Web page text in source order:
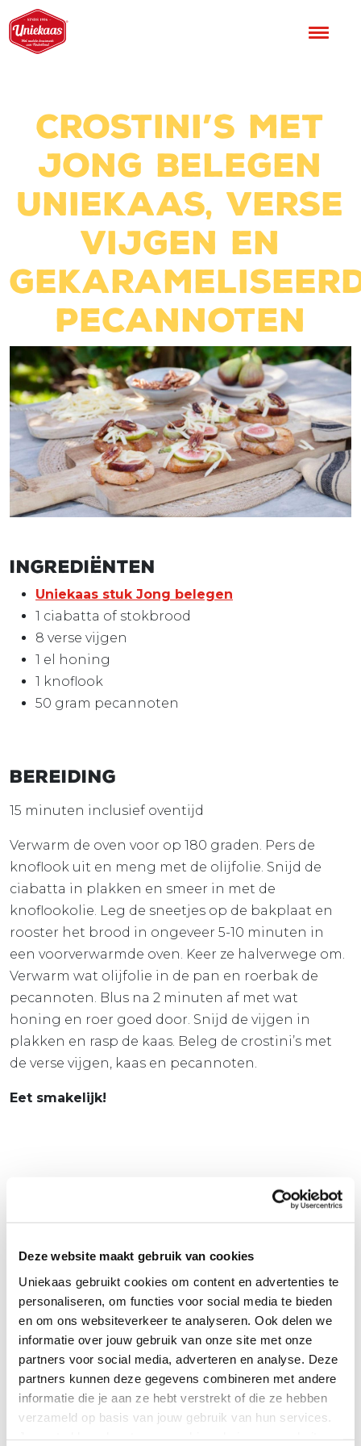
Deze website maakt gebruik van cookies
Uniekaas gebruikt cookies om content en advertenties te
personaliseren, om functies voor social media te bieden
en om ons websiteverkeer te analyseren. Ook delen we
informatie over jouw gebruik van onze site met onze
partners voor social media, adverteren en analyse. Deze
partners kunnen deze gegevens combineren met andere
informatie die je aan ze hebt verstrekt of die ze hebben
verzameld op basis van jouw gebruik van hun services.
Crostini’s met
Jong belegen
Uniekaas, verse
vijgen en
pecannoten
Ingrediënten
Uniekaas stuk Jong belegen
1 ciabatta of stokbrood
8 verse vijgen
1 el honing
1 knoflook
50 gram pecannoten
Bereiding
15 minuten inclusief oventijd
Verwarm de oven voor op 180 graden. Pers de
knoflook uit en meng met de olijfolie. Snijd de
ciabatta in plakken en smeer in met de
knoflookolie. Leg de sneetjes op de bakplaat en
rooster het brood in ongeveer 5-10 minuten in
een voorverwarmde oven. Keer ze halverwege om.
Verwarm wat olijfolie in de pan en roerbak de
pecannoten. Blus na 2 minuten af met wat
honing en roer goed door. Snijd de vijgen in
plakken en rasp de kaas. Beleg de crostini’s met
de verse vijgen, kaas en pecannoten.
Eet smakelijk!
Gerelateerde producten